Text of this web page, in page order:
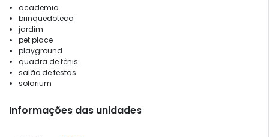
academia
brinquedoteca
jardim
pet place
playground
quadra de tênis
salão de festas
solarium
Informações das unidades